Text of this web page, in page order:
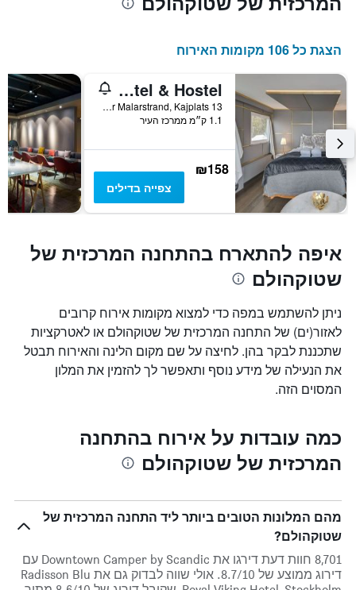
הצגת כל 106 מקומות האירוח
Rygerfjord Hotel & Hostel
Soder Malarstrand, Kajplats 13, שטוקהולם, מחוז סטוקהולם, שוודיה
1.1 ק״מ ממרכז העיר
₪158
צפייה בדילים
איפה להתארח בהתחנה המרכזית של
שטוקהולם
ניתן להשתמש במפה כדי למצוא מקומות אירוח קרובים
לאזור(ים) של התחנה המרכזית של שטוקהולם או לאטרקציות
שתכננת לבקר בהן. לחיצה על שם מקום הלינה והאירוח תבטל
את הנעילה של מידע נוסף ותאפשר לך להזמין את המלון
המסוים הזה.
כמה עובדות על אירוח בהתחנה
המרכזית של שטוקהולם
מהם המלונות הטובים ביותר ליד התחנה המרכזית של
שטוקהולם?
8,701 חוות דעת דירגו את Downtown Camper by Scandic עם
דירוג ממוצע של 8.7/10. אולי שווה לבדוק גם את Radisson Blu